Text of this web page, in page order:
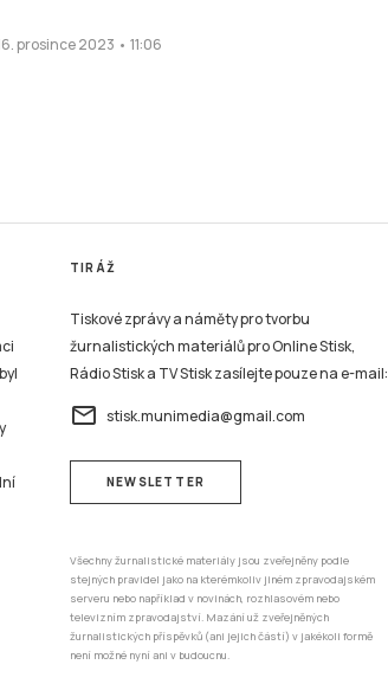
prosince 2023 • 11:06
TIRÁŽ
Tiskové zprávy a náměty pro tvorbu
žurnalistických materiálů pro Online Stisk,
Rádio Stisk a TV Stisk zasílejte pouze na e-mail:
email stisk.munimedia@gmail.com
NEWSLETTER
Všechny žurnalistické materiály jsou zveřejněny podle
stejných pravidel jako na kterémkoliv jiném zpravodajském
serveru nebo například v novinách, rozhlasovém nebo
televizním zpravodajství. Mazání už zveřejněných
žurnalistických příspěvků (ani jejich částí) v jakékoli formě
není možné nyní ani v budoucnu.